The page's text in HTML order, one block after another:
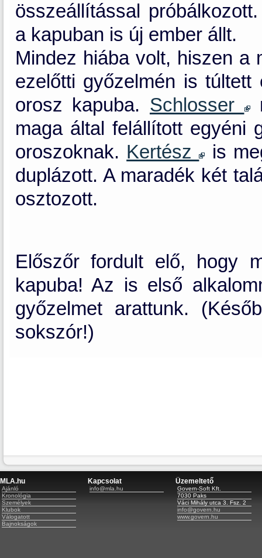
összeállítással
a kapuban is új ember állt.
Mindez hiába volt, hiszen a
ezelőtti győzelmén is
orosz kapuba. Schlosser
maga által felállított egyéni
oroszoknak. Kertész
is
duplázott. A maradék két
osztozott.
Előszőr fordult elő, hogy
kapuba! Az is első
győzelmet arattunk.
sokszór!)
MLA.hu
Ajánló
Kronológia
Személyek
Klubok
Válogatott
Bajnokságok
Kapcsolat
info@mla.hu
Üzemeltető
Govern-Soft Kft.
7030 Paks
Váci Mihály utca 3. Fsz. 2
info@govern.hu
www.govern.hu